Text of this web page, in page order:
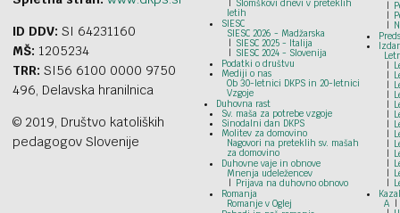
ID DDV: SI 64231160
MŠ: 1205234
TRR: SI56 6100 0000 9750
496, Delavska hranilnica
© 2019, Društvo katoliških
pedagogov Slovenije
Slomškovi dnevi v preteklih
letih
SIESC
SIESC 2026 - Madžarska
SIESC 2025 - Italija
SIESC 2024 - Slovenija
Podatki o društvu
Mediji o nas
Ob 30-letnici DKPS in 20-letnici
Vzgoje
Duhovna rast
Sv. maša za potrebe vzgoje
Sinodalni dan DKPS
Molitev za domovino
Nagovori na preteklih sv. mašah
za domovino
Duhovne vaje in obnove
Mnenja udeležencev
Prijava na duhovno obnovo
Romanja
Romanje v Oglej
A